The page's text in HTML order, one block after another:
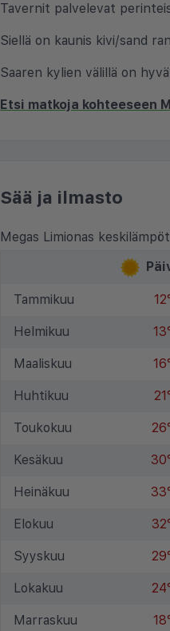
Tavernit palvelevat
Siellä on kaunis kivi/sand
Saaren kylien välillä on
Etsi matkoja kohteeseen
Sää ja ilmasto
Megas Limionas
Tammikuu
Helmikuu
Maaliskuu
Huhtikuu
Toukokuu
Kesäkuu
Heinäkuu
Elokuu
Syyskuu
Lokakuu
Marraskuu